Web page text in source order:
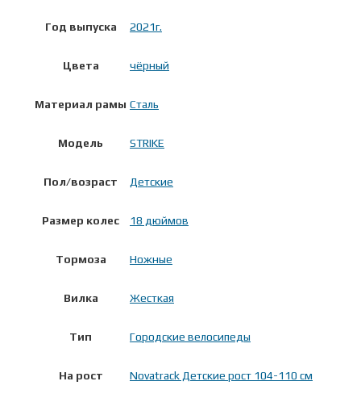
Год выпуска 2021г.
Цвета чёрный
Материал рамы Сталь
Модель STRIKE
Пол/возраст Детские
Размер колес 18 дюймов
Тормоза Ножные
Вилка Жесткая
Тип Городские велосипеды
На рост Novatrack Детские рост 104-110 см